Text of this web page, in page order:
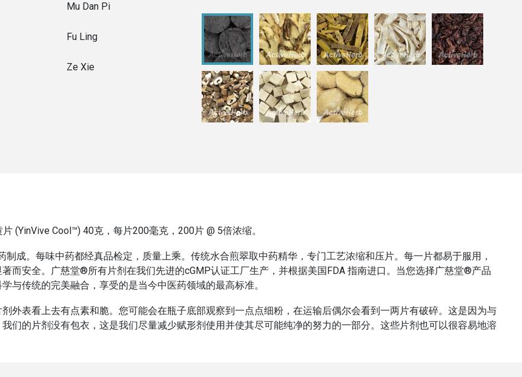
Mu Dan Pi
Fu Ling
Ze Xie
(YinVive Cool™) 40克，每片200毫克，200片 @ 5倍浓缩。
制成。每味中药都经真品检定，质量上乘。传统水合煎翠取中药精华，专门工艺浓缩和压片。每一片都易于服用，
而安全。广慈堂®所有片剂在我们先进的cGMP认证工厂生产，并根据美国FDA 指南进口。当您选择广慈堂®产品
与传统的完美融合，享受的是当今中医药领域的最高标准。
外表看上去有点素和脆。您可能会在瓶子底部观察到一点点细粉，在运输后偶尔会看到一两片有破碎。这是因为与
们的片剂没有包衣，这是我们尽量减少赋形剂使用并使其尽可能纯净的努力的一部分。这些片剂也可以很容易地溶